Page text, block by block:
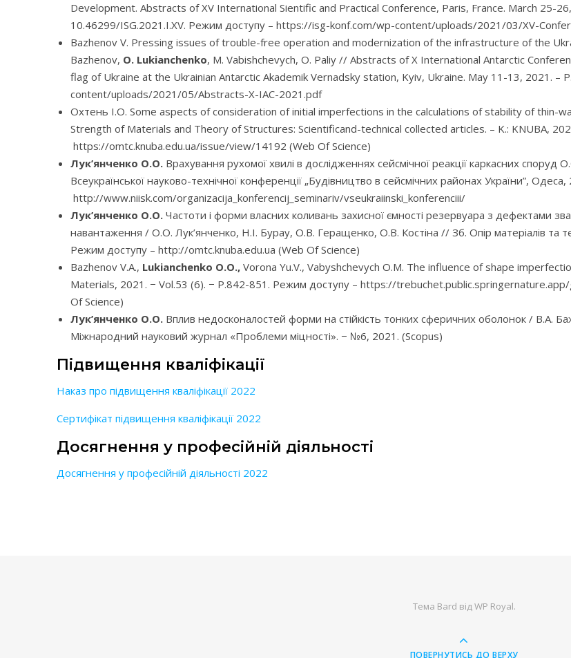
Development. Abstracts of XV International Sientific and Practical Conference, Paris, France. March
10.46299/ISG.2021.I.XV. Режим доступу – https://isg-konf.com/wp-content/uploads/2021/03/XV-
Bazhenov V. Pressing issues of trouble-free operation and modernization of the infrastructure of the
Bazhenov, О. Lukianchenko, М. Vabishchevych, О. Paliy // Abstracts of X International Antarctic
flag of Ukraine at the Ukrainian Antarctic Akademik Vernadsky station, Kyiv, Ukraine. May 11-13, 2021.
content/uploads/2021/05/Abstracts-X-IAC-2021.pdf
Охтень І.О. Some aspects of consideration of initial imperfections in the calculations of stability of thin-
Strength of Materials and Theory of Structures: Scientificand-technical collected articles. – K.: KNUBA,
https://omtc.knuba.edu.ua/issue/view/14192 (Web Of Science)
Лук’янченко О.О. Врахування рухомої хвилі в дослідженнях сейсмічної реакції каркасних
Всеукраїнської науково-технічної конференції „Будівництво в сейсмічних районах України”,
http://www.niisk.com/organizacija_konferencij_seminariv/vseukraiinski_konferenciii/
Лук’янченко О.О. Частоти і форми власних коливань захисної ємності резервуара з дефектами
навантаження / О.О. Лук’янченко, Н.І. Бурау, О.В. Геращенко, О.В. Костіна // Зб. Опір матеріалів
Режим доступу – http://omtc.knuba.edu.ua (Web Of Science)
Bazhenov V.A., Lukianchenko O.O., Vorona Yu.V., Vabyshchevych O.M. The influence of shape
Materials, 2021. − Vol.53 (6). − P.842-851. Режим доступу – https://
Of Science)
Лук’янченко О.О. Вплив недосконалостей форми на стійкість тонких сферичних оболонок /
Міжнародний науковий журнал «Проблеми міцності». − №6, 2021. (Scopus)
Підвищення кваліфікації
Наказ про підвищення кваліфікації 2022
Сертифікат підвищення кваліфікації 2022
Досягнення у професійній діяльності
Досягнення у професійній діяльності 2022
Тема Bard відWP Royal.
ПОВЕРНУТИСЬ ДО ВЕРХУ